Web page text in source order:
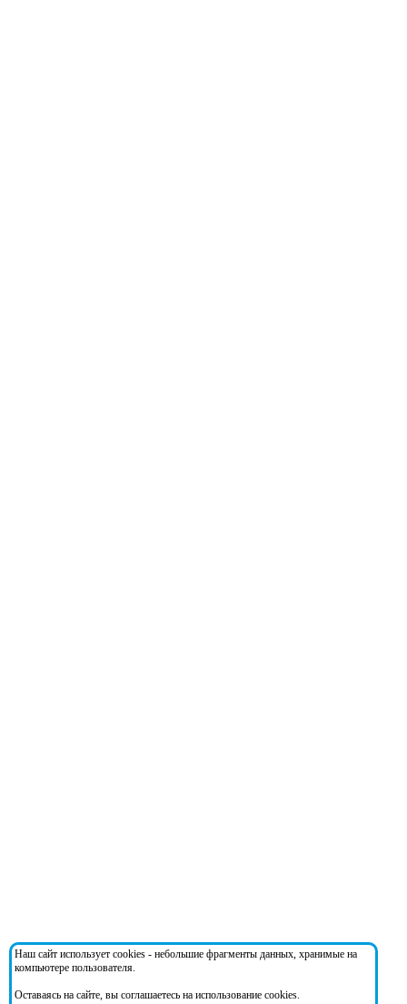
Наш сайт использует cookies - небольшие фрагменты данных, хранимые на
компьютере пользователя.
Оставаясь на сайте, вы соглашаетесь на использование cookies.